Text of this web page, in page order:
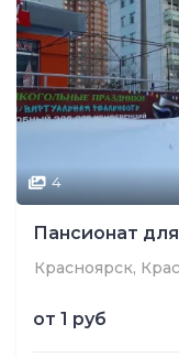
4
Пансионат
Красноярск,
от 1 руб